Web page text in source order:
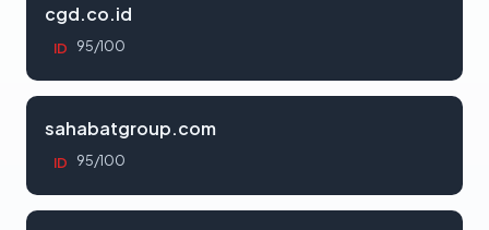
cgd.co.id
ID 95/100
sahabatgroup.com
ID 95/100